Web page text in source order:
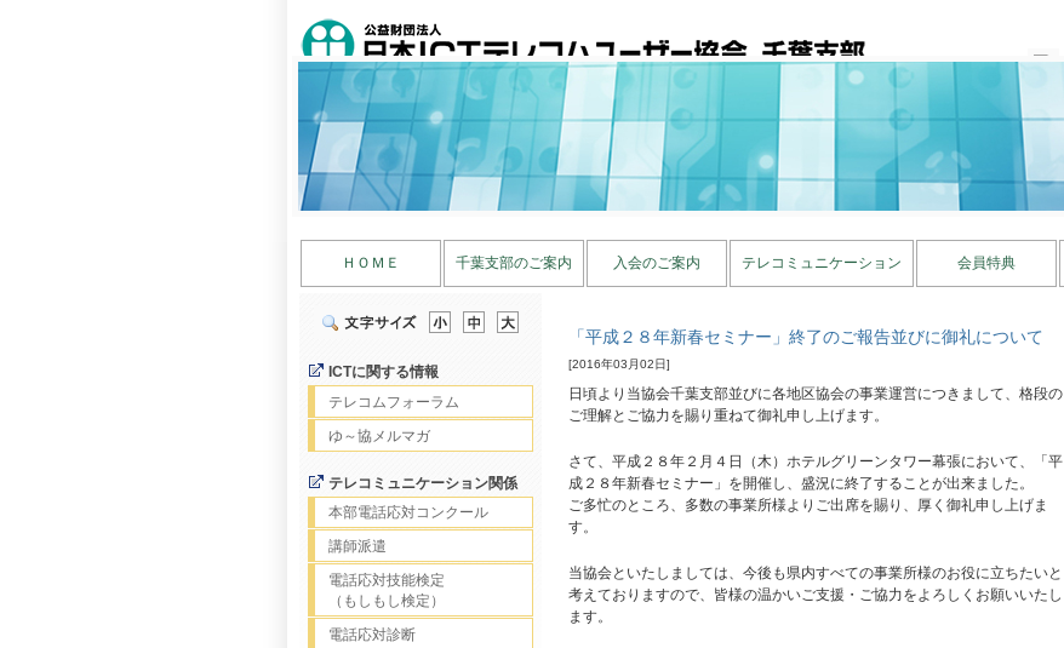
訪問者数 ：
ＨＯＭＥ 千葉支部のご案内 入会のご案内 テレコミュニケーション 会員特典
ICTに関する情報
テレコムフォーラム
ゆ～協メルマガ
テレコミュニケーション関係
本部電話応対コンクール
講師派遣
電話応対技能検定
（もしもし検定）
電話応対診断
「平成２８年新春セミナー」終了のご報告並びに御礼について
[2016年03月02日]
日頃より当協会千葉支部並びに各地区協会の事業運営につきまして、格段の
ご理解とご協力を賜り重ねて御礼申し上げます。
さて、平成２８年２月４日（木）ホテルグリーンタワー幕張において、「平
成２８年新春セミナー」を開催し、盛況に終了することが出来ました。
ご多忙のところ、多数の事業所様よりご出席を賜り、厚く御礼申し上げま
す。
当協会といたしましては、今後も県内すべての事業所様のお役に立ちたいと
考えておりますので、皆様の温かいご支援・ご協力をよろしくお願いいたし
ます。